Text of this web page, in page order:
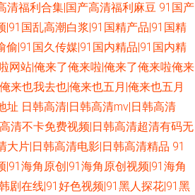
清福利合集|国产高清福利麻豆 91国产
|91国乱高潮白浆|91国精产品|91国精
偷|91国久传媒|91国内精品|91国内精
网站|俺来了俺来啦|俺来了俺来啦俺来
来也我去也|俺来也五月|俺来也五月
址 日韩高清|日韩高清mv|日韩高清
清不卡免费视频|日韩高清超清有码无
大片|日韩高清电影|日韩高清精品 91
|91海角原创|91海角原创视频|91海角
剧在线|91好色视频|91黑人探花|91黑